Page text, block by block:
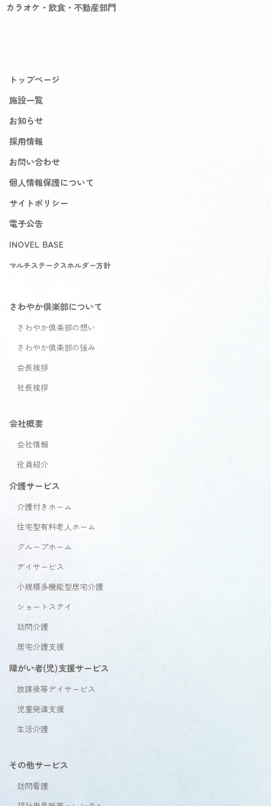
カラオケ・飲食・不動産部門
トップページ
施設一覧
お知らせ
採用情報
お問い合わせ
個人情報保護について
サイトポリシー
電子公告
INOVEL BASE
マルチステークスホルダー方針
さわやか倶楽部について
さわやか倶楽部の想い
さわやか倶楽部の強み
会長挨拶
社長挨拶
会社概要
会社情報
役員紹介
介護サービス
介護付きホーム
住宅型有料老人ホーム
グループホーム
デイサービス
小規模多機能型居宅介護
ショートステイ
訪問介護
居宅介護支援
障がい者(児)支援サービス
放課後等デイサービス
児童発達支援
生活介護
その他サービス
訪問看護